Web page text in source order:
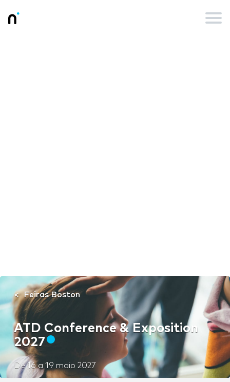
Feiras Boston
ATD Conference & Exposition
2027
De16a 19 maio 2027